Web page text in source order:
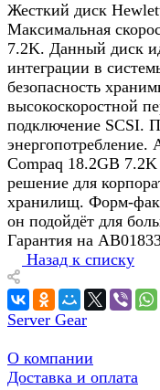
Жесткий диск
Максимальная
7.2K. Данный диск
интеграции в
безопасность
высокоскоростной
подключение SCSI.
Compaq 18.2GB
решение для
хранилищ. Форм-
он подойдёт для
Гарантия на
Назад к списку
Server Gear
О компании
Доставка и оплата